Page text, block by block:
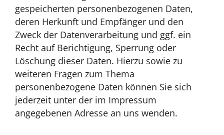
gespeicherten personenbezogenen Daten,
deren Herkunft und Empfänger und den
Zweck der Datenverarbeitung und ggf. ein
Recht auf Berichtigung, Sperrung oder
Löschung dieser Daten. Hierzu sowie zu
weiteren Fragen zum Thema
personenbezogene Daten können Sie sich
jederzeit unter der im Impressum
angegebenen Adresse an uns wenden.